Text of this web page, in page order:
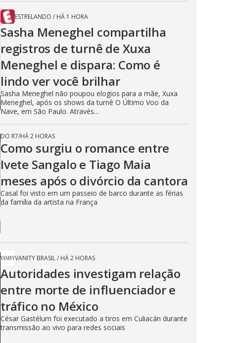
ESTRELANDO / HÁ 1 HORA
Sasha Meneghel compartilha
registros de turnê de Xuxa
Meneghel e dispara: Como é
lindo ver você brilhar
Sasha Meneghel não poupou elogios para a mãe, Xuxa
Meneghel, após os shows da turnê O Último Voo da
Nave, em São Paulo. Através...
DO R7/HÁ 2 HORAS
Como surgiu o romance entre
Ivete Sangalo e Tiago Maia
meses após o divórcio da cantora
Casal foi visto em um passeio de barco durante as férias
da família da artista na França
VANITY BRASIL/ HÁ 2 HORAS
Autoridades investigam relação
entre morte de influenciador e
tráfico no México
César Gastélum foi executado a tiros em Culiacán durante
transmissão ao vivo para redes sociais